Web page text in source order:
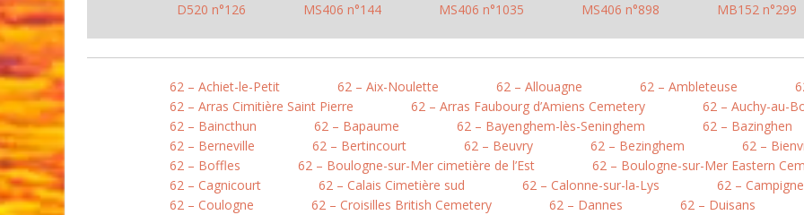
D520 n°126
MS406 n°144 MS406 n°1035 MS406 n°898 MB152 n°299
62 – Achiet-le-Petit 62 – Aix-Noulette 62 – Allouagne 62 – Ambleteuse
62 – Arras Cimitière Saint Pierre
62 – Arras Faubourg d’Amiens Cemetery
62 – Auchy-au-
62 – Baincthun
62 – Bapaume 62 – Bayenghem-lès-Seninghem
62 – Bazinghen
62 – Berneville
62 – Bertincourt 62 – Beuvry 62 – Bezinghem
62 –
62 – Boffles
62 – Boulogne-sur-Mer cimetière de l’Est
62 – Boulogne-sur-Mer Eastern
62 – Cagnicourt
62 – Calais Cimetière sud 62 – Calonne-sur-la-Lys
62 –
62 – Coulogne
62 – Croisilles British Cemetery 62 – Dannes
62 – Duisans